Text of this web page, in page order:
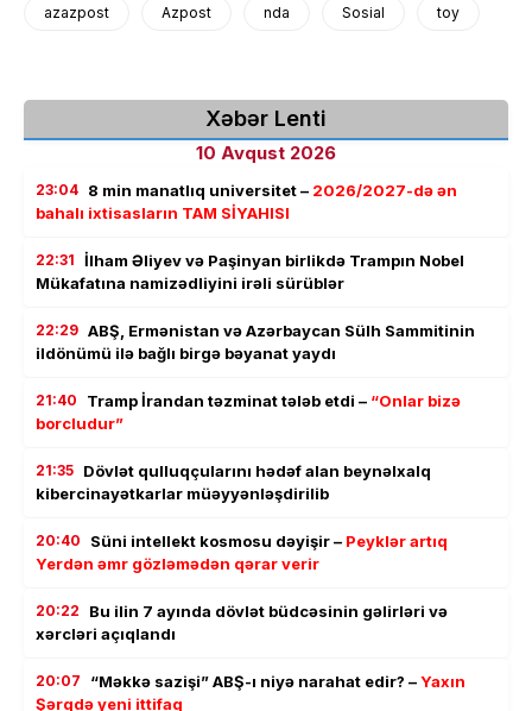
azazpost Azpost nda Sosial toy
Xəbər Lenti
10 Avqust 2026
23:04 8 min manatlıq universitet – 2026/2027-də ən
bahalı ixtisasların TAM SİYAHISI
22:31 İlham Əliyev və Paşinyan birlikdə Trampın Nobel
Mükafatına namizədliyini irəli sürüblər
22:29 ABŞ, Ermənistan və Azərbaycan Sülh Sammitinin
ildönümü ilə bağlı birgə bəyanat yaydı
21:40 Tramp İrandan təzminat tələb etdi – “Onlar bizə
borcludur”
21:35 Dövlət qulluqçularını hədəf alan beynəlxalq
kibercinayətkarlar müəyyənləşdirilib
20:40 Süni intellekt kosmosu dəyişir – Peyklər artıq
Yerdən əmr gözləmədən qərar verir
20:22
Bu ilin 7 ayında dövlət büdcəsinin gəlirləri və
xərcləri açıqlandı
20:07 “Məkkə sazişi” ABŞ-ı niyə narahat edir? –Yaxın
Şərqdə yeni ittifaq